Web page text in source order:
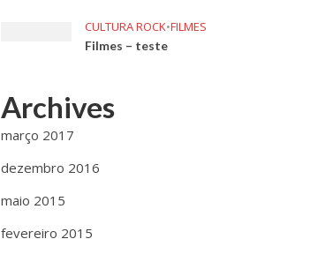
CULTURA ROCK•FILMES
Filmes – teste
Archives
março 2017
dezembro 2016
maio 2015
fevereiro 2015